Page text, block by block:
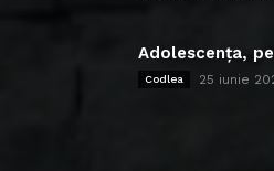
Adolescența,
Codlea 25 iunie